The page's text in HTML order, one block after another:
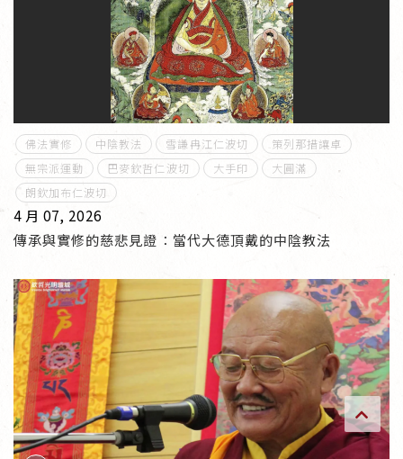
巴麥欽哲傳承
第三世巴麥欽哲仁波切
傳承上師授證
專書與譯著
*巴麥寺與麥青寺的聯合聲明
尊貴上師珍寶開示
巴麥欽哲珍寶開示
前行開示文集
媒體影音集
佛法實修 中陰教法 雪謙冉江仁波切
策列那措讓卓
無宗派運動
巴麥欽哲仁波切 大手印
大圓滿
朗欽加布仁波切
4 月 07, 2026
傳承與實修的慈悲見證：當代大德頂戴的中陰教法